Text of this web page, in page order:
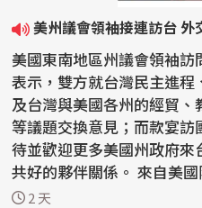
美州議會領袖接連訪台
美國東南地區州議會領袖
表示，雙方就台灣民主進
及台灣與美國各州的經貿
等議題交換意見；而款宴
待並歡迎更多美國州政府
共好的夥伴關係。 來自美國阿拉巴馬州、喬治亞州、肯
塔基...
2 天